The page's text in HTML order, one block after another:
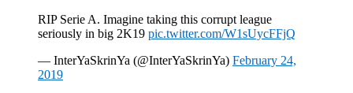
RIP Serie A. Imagine taking this corrupt league
seriously in big 2K19 pic.twitter.com/W1sUycFFjQ
— InterYaSkrinYa (@InterYaSkrinYa) February 24,
2019